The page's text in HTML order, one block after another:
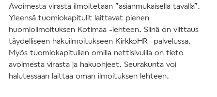
Avoimesta virasta ilmoitetaan ”asianmukaisella tavalla”.
Yleensä tuomiokapitulit laittavat pienen
huomioilmoituksen Kotimaa -lehteen. Siinä on viittaus
täydelliseen hakuilmoitukseen KirkkoHR -palvelussa.
Myös tuomiokapitulien omilla nettisivuilla on tieto
avoimesta virasta ja hakuohjeet. Seurakunta voi
halutessaan laittaa oman ilmoituksen lehteen.